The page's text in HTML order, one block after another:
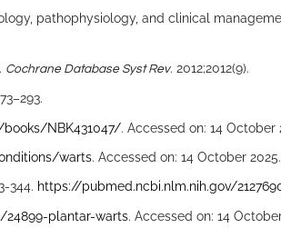
pathophysiology, and clinical
Cochrane Database Syst Rev. 2012;2012(9).
NBK431047/. Accessed on: 14 October
warts. Accessed on: 14 October 2025.
344. https://pubmed.ncbi.nlm.nih.gov/
plantar-warts. Accessed on: 14